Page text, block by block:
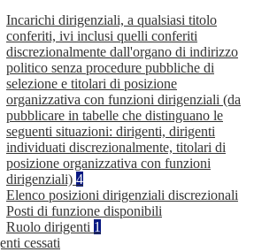
Incarichi dirigenziali, a qualsiasi titolo
conferiti, ivi inclusi quelli conferiti
discrezionalmente dall'organo di indirizzo
politico senza procedure pubbliche di
selezione e titolari di posizione
organizzativa con funzioni dirigenziali (da
pubblicare in tabelle che distinguano le
seguenti situazioni: dirigenti, dirigenti
individuati discrezionalmente, titolari di
posizione organizzativa con funzioni
dirigenziali) 4
Elenco posizioni dirigenziali discrezionali
Posti di funzione disponibili
Ruolo dirigenti 1
cessati